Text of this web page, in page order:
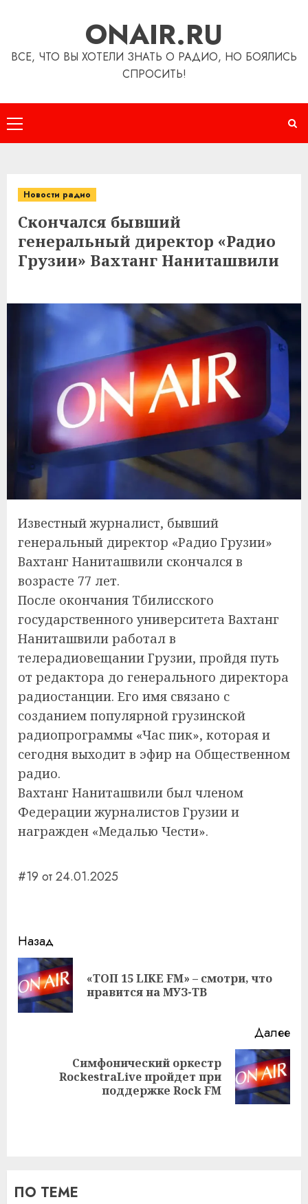
ONAIR.RU
ВСЕ, ЧТО ВЫ ХОТЕЛИ ЗНАТЬ О РАДИО, НО БОЯЛИСЬ
СПРОСИТЬ!
Основное
меню
Новости радио
Скончался бывший
генеральный директор «Радио
Грузии» Вахтанг Наниташвили
Известный журналист, бывший
генеральный директор «Радио Грузии»
Вахтанг Наниташвили скончался в
возрасте 77 лет.
После окончания Тбилисского
государственного университета Вахтанг
Наниташвили работал в
телерадиовещании Грузии, пройдя путь
от редактора до генерального директора
радиостанции. Его имя связано с
созданием популярной грузинской
радиопрограммы «Час пик», которая и
сегодня выходит в эфир на Общественном
радио.
Вахтанг Наниташвили был членом
Федерации журналистов Грузии и
награжден «Медалью Чести».
#19 от 24.01.2025
Навигация
записи
Назад
«ТОП 15 LIKE FM» – смотри, что
нравится на МУЗ-ТВ
Далее
Следующая
Симфонический оркестр
RockestraLive пройдет при
поддержке Rock FM
ПО ТЕМЕ